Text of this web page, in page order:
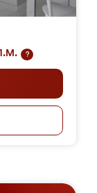
?